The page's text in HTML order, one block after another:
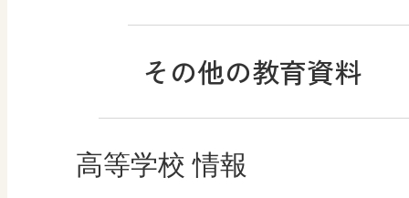
その他の教育資料
高等学校 情報